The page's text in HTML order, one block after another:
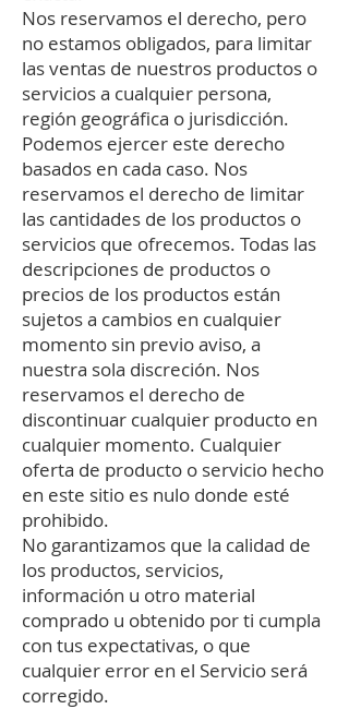
Nos reservamos el derecho, pero
no estamos obligados, para limitar
las ventas de nuestros productos o
servicios a cualquier persona,
región geográfica o jurisdicción.
Podemos ejercer este derecho
basados en cada caso. Nos
reservamos el derecho de limitar
las cantidades de los productos o
servicios que ofrecemos. Todas las
descripciones de productos o
precios de los productos están
sujetos a cambios en cualquier
momento sin previo aviso, a
nuestra sola discreción. Nos
reservamos el derecho de
discontinuar cualquier producto en
cualquier momento. Cualquier
oferta de producto o servicio hecho
en este sitio es nulo donde esté
prohibido.
No garantizamos que la calidad de
los productos, servicios,
información u otro material
comprado u obtenido por ti cumpla
con tus expectativas, o que
cualquier error en el Servicio será
corregido.